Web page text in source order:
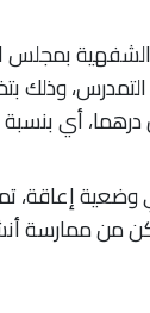
وضعية
من ممارسة